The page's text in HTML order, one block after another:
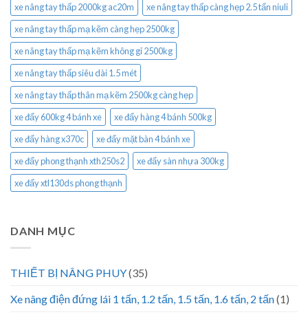
xe nâng tay thấp 2000kg ac20m
xe nâng tay thấp càng hẹp 2.5 tấn niuli
xe nâng tay thấp mạ kẽm càng hẹp 2500kg
xe nâng tay thấp mạ kẽm không gỉ 2500kg
xe nâng tay thấp siêu dài 1.5 mét
xe nâng tay thấp thân mạ kẽm 2500kg càng hẹp
xe đẩy 600kg 4 bánh xe
xe đẩy hàng 4 bánh 500kg
xe đẩy hàng x370c
xe đẩy mặt bàn 4 bánh xe
xe đẩy phong thạnh xth250s2
xe đẩy sàn nhựa 300kg
xe đẩy xtl130ds phong thạnh
DANH MỤC
THIẾT BỊ NÂNG PHUY(35)
Xe nâng điện đứng lái 1 tấn, 1.2 tấn, 1.5 tấn, 1.6 tấn, 2 tấn(1)